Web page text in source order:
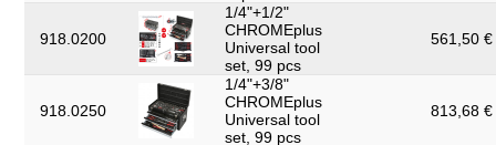
918.0200
1/4"+1/2"
CHROMEplus
Universal tool
set, 99 pcs
561,50 €
918.0250
1/4"+3/8"
CHROMEplus
Universal tool
set, 99 pcs
813,68 €